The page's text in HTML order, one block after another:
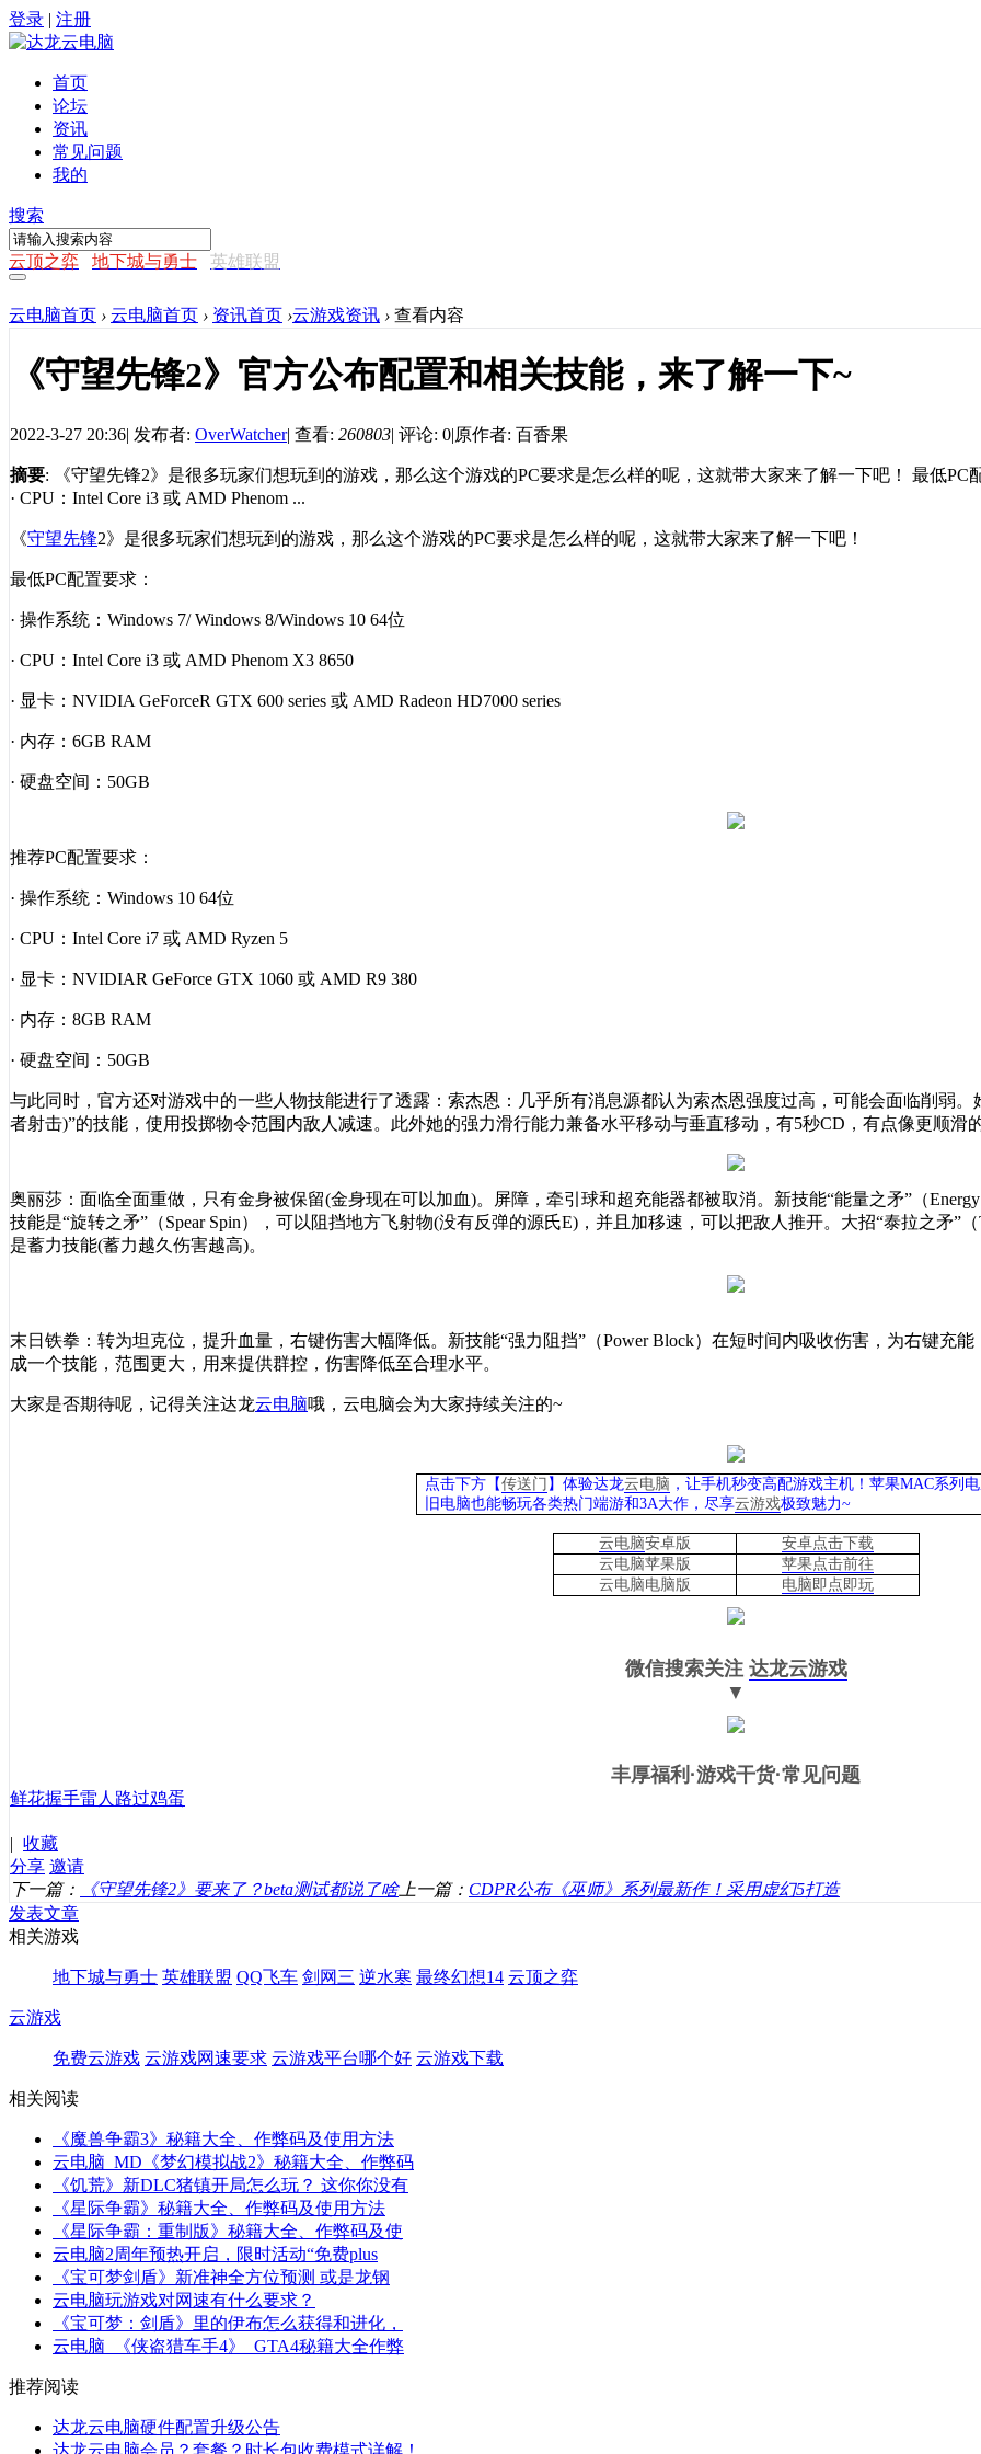
登录 | 注册
首页
论坛
资讯
常见问题
我的
搜索
云顶之弈 地下城与勇士 英雄联盟
云电脑首页 › 云电脑首页 › 资讯首页 ›云游戏资讯 › 查看内容
《守望先锋2》官方公布配置和相关技能，来了解一下~
2022-3-27 20:36| 发布者: OverWatcher| 查看: 260803| 评论: 0|原作者: 百香果
摘要: 《守望先锋2》是很多玩家们想玩到的游戏，那么这个游戏的PC要求是怎么样的呢，这就带大家来了解一下吧！ 最低PC
· CPU：Intel Core i3 或 AMD Phenom ...
《守望先锋2》是很多玩家们想玩到的游戏，那么这个游戏的PC要求是怎么样的呢，这就带大家来了解一下吧！
最低PC配置要求：
· 操作系统： Windows 7/ Windows 8/Windows 10 64位
· CPU ： Intel Core i3 或 AMD Phenom X3 8650
· 显卡： NVIDIA GeForceR GTX 600 series 或 AMD Radeon HD7000 series
· 内存： 6GB RAM
· 硬盘空间： 50GB
推荐PC配置要求：
· 操作系统： Windows 10 64位
· CPU ： Intel Core i7 或 AMD Ryzen 5
· 显卡： NVIDIAR GeForce GTX 1060 或 AMD R9 380
· 内存： 8GB RAM
· 硬盘空间： 50GB
与此同时，官方还对游戏中的一些人物技能进行了透露：索杰恩：几乎所有消息源都认为索杰恩强度过高，可能会面临削弱。
者射击)”的技能，使用投掷物令范围内敌人减速。此外她的强力滑行能力兼备水平移动与垂直移动，有5秒CD ，有点像更顺滑
奥丽莎：面临全面重做，只有金身被保留(金身现在可以加血)。屏障，牵引球和超充能器都被取消。新技能“能量之矛” （
技能是“旋转之矛” （Spear Spin），可以阻挡地方飞射物(没有反弹的源氏E) ，并且加移速，可以把敌人推开。大招“泰拉之矛” （
是蓄力技能(蓄力越久伤害越高)。
末日铁拳：转为坦克位，提升血量，右键伤害大幅降低。新技能“强力阻挡” （Power Block）在短时间内吸收伤害，为右键充
成一个技能，范围更大，用来提供群控，伤害降低至合理水平。
大家是否期待呢，记得关注达龙云电脑哦，云电脑会为大家持续关注的~
点击下方【传送门 】 体验达龙云电脑 ，让手机秒变高配游戏主机！苹果MAC系列电
旧电脑也能畅玩各类热门端游和3A大作， 尽享云游戏极致魅力~
云电脑安卓版
安卓点击下载
云电脑苹果版
苹果点击前往
云电脑电脑 版 电脑即点即玩
微信搜索关注 达龙云游戏
▼
丰厚福利 ·游戏干货·常见问题
鲜花握手雷人 路过鸡蛋
| 收藏
分享 邀请
下一篇：
《守望先锋2》要来了？beta测试都说了啥上一篇： CDPR公布《巫师》系列最新作！采用虚幻5打造
发表文章
相关游戏
地下城与勇士 英雄联盟 QQ飞车 剑网三 逆水寒 最终幻想14 云顶之弈
云游戏
免费云游戏 云游戏网速要求 云游戏平台哪个好 云游戏下载
相关阅读
《魔兽争霸3》秘籍大全、作弊码及使用方法
云电脑_MD《梦幻模拟战2》秘籍大全、作弊码
《饥荒》新DLC猪镇开局怎么玩？ 这你你没有
《星际争霸》秘籍大全、作弊码及使用方法
《星际争霸：重制版》秘籍大全、作弊码及使
云电脑2周年预热开启，限时活动“免费plus
《宝可梦剑盾》新准神全方位预测 或是龙钢
云电脑玩游戏对网速有什么要求？
《宝可梦：剑盾》里的伊布怎么获得和进化，
云电脑_《侠盗猎车手4》_GTA4秘籍大全作弊
推荐阅读
达龙云电脑硬件配置升级公告
达龙云电脑会员？套餐？时长包收费模式详解！